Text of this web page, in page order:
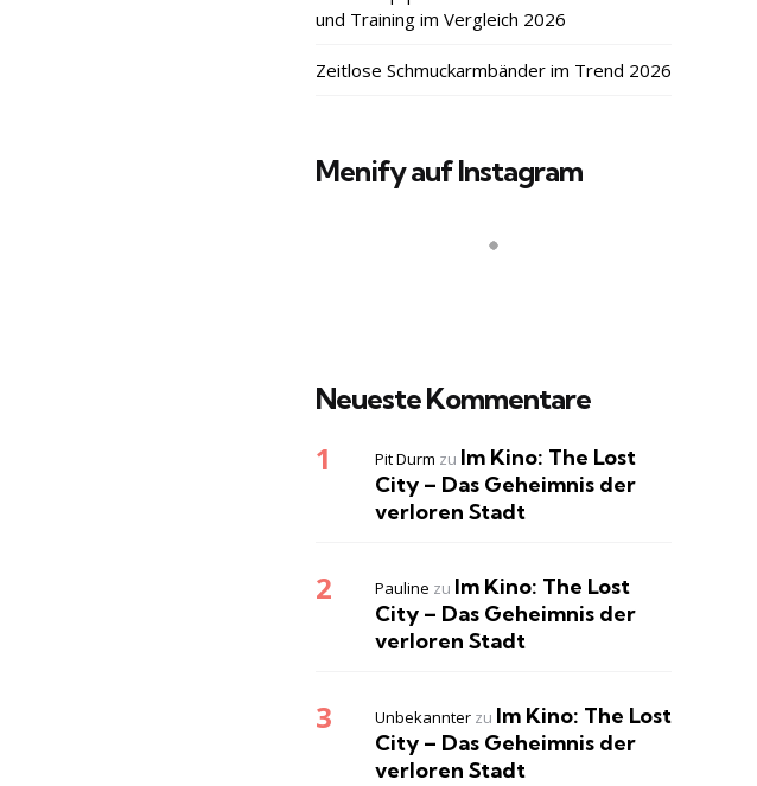
und Training im Vergleich 2026
Zeitlose Schmuckarmbänder im Trend 2026
Menify auf Instagram
Neueste Kommentare
Pit Durm zu Im Kino: The Lost
City – Das Geheimnis der
verloren Stadt
Pauline zu Im Kino: The Lost
City – Das Geheimnis der
verloren Stadt
Unbekannter zu Im Kino: The Lost
City – Das Geheimnis der
verloren Stadt